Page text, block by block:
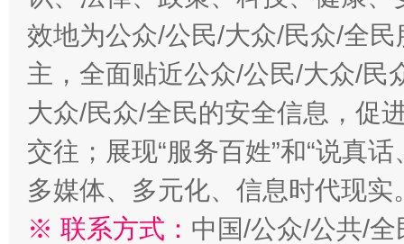
效地为公众/公民/大众/民众/全
主，全面贴近公众/公民/大众/民
大众/民众/全民的安全信息，促
交往；展现“服务百姓”和“说真
多媒体、多元化、信息时代现实
※ 联系方式： 中国/公众/公共/